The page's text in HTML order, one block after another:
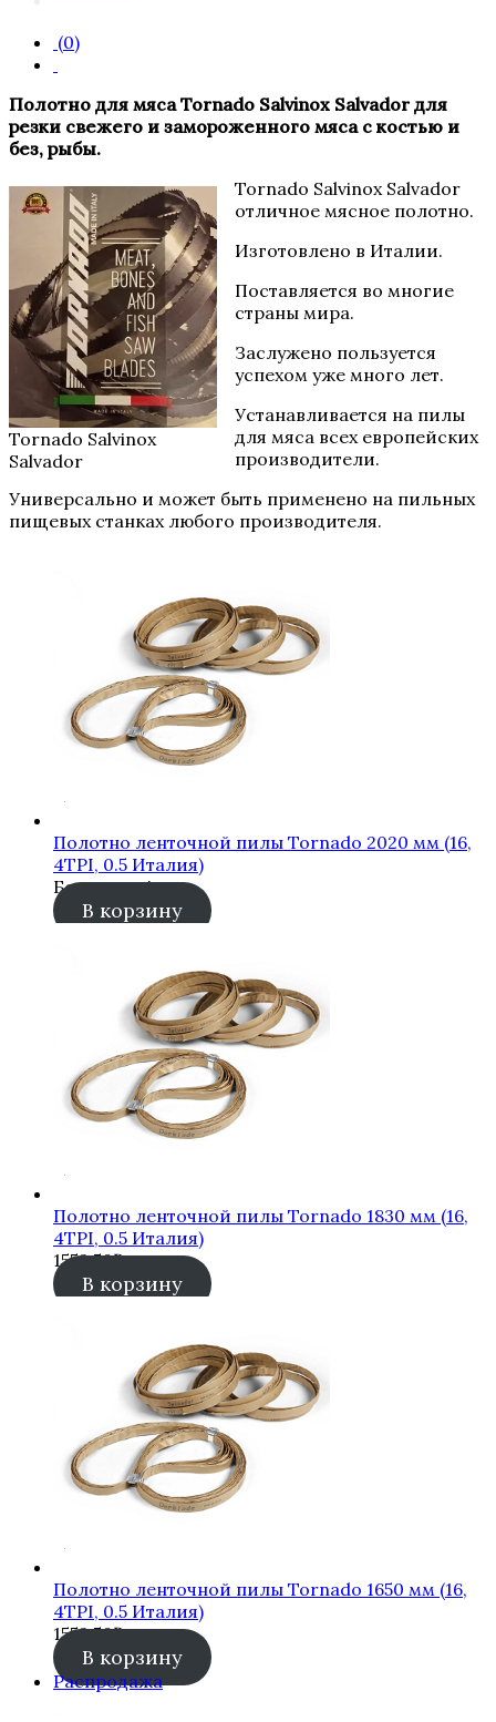
(0)
Полотно для мяса Tornado Salvinox Salvador для
резки свежего и замороженного мяса с костью и
без, рыбы.
Tornado Salvinox
Salvador
Tornado Salvinox Salvador
отличное мясное полотно.
Изготовлено в Италии.
Поставляется во многие
страны мира.
Заслужено пользуется
успехом уже много лет.
Устанавливается на пилы
для мяса всех европейских
производители.
Универсально и может быть применено на пильных
пищевых станках любого производителя.
Полотно ленточной пилы Tornado 2020 мм (16,
4TPI, 0.5 Италия)
Бесплатно!
В корзину
Полотно ленточной пилы Tornado 1830 мм (16,
4TPI, 0.5 Италия)
1552,50₽
В корзину
Полотно ленточной пилы Tornado 1650 мм (16,
4TPI, 0.5 Италия)
1552,50₽
В корзину
РаспродажаПродаваемый